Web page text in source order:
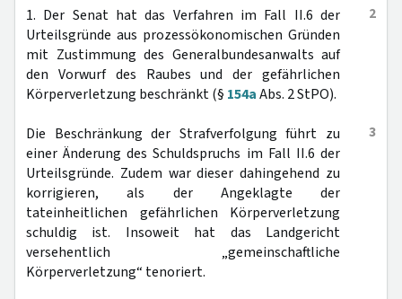
2
1. Der Senat hat das Verfahren im Fall II.6 der
Urteilsgründe aus prozessökonomischen Gründen
mit Zustimmung des Generalbundesanwalts auf
den Vorwurf des Raubes und der gefährlichen
Körperverletzung beschränkt (§ 154aAbs. 2 StPO).
3
Die Beschränkung der Strafverfolgung führt zu
einer Änderung des Schuldspruchs im Fall II.6 der
Urteilsgründe. Zudem war dieser dahingehend zu
korrigieren, als der Angeklagte der
tateinheitlichen gefährlichen Körperverletzung
schuldig ist. Insoweit hat das Landgericht
versehentlich „gemeinschaftliche
Körperverletzung“ tenoriert.